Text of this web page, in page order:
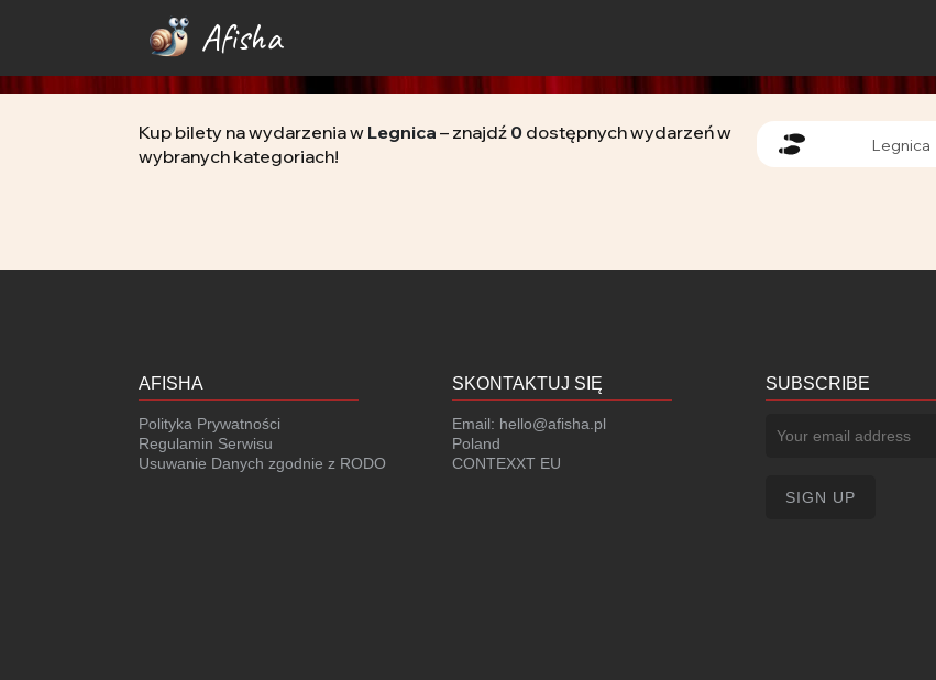
Afisha
Kup bilety na wydarzenia w Legnica – znajdź 0 dostępnych wydarzeń w
wybranych kategoriach!
Legnica
AFISHA
Polityka Prywatności
Regulamin Serwisu
Usuwanie Danych zgodnie z RODO
SKONTAKTUJ SIĘ
Email: hello@afisha.pl
Poland
CONTEXXT EU
SUBSCRIBE